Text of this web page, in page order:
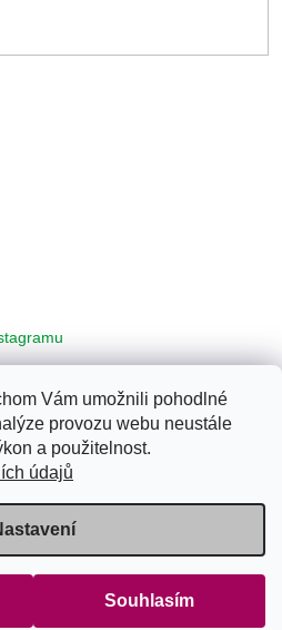
Vám umožnili pohodlné
provozu webu neustále
a použitelnost.
údajů
Souhlasím
Google Bing
Tábor. Všechna práva vyhrazena.
cookies